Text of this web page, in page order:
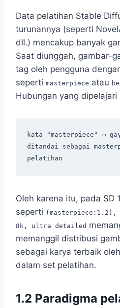
Data pelatihan Stable
turunannya (seperti
dll.) mencakup banyak
Saat diunggah, gambar-
tag oleh pengguna
seperti masterpiece atau
Hubungan yang
kata "masterpiece" ⟷
ditandai sebagai
Oleh karena itu, pada SD
seperti
8k, ultra detailed
memanggil distribusi
sebagai karya terbaik
dalam set pelatihan.
1.2 Paradigma